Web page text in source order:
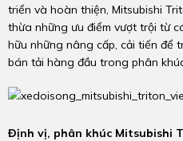
triển và hoàn thiện, Mitsubishi
thừa những ưu điểm vượt trội từ
hữu những nâng cấp, cải tiến để
bán tải hàng đầu trong phân
Định vị, phân khúc Mitsubishi